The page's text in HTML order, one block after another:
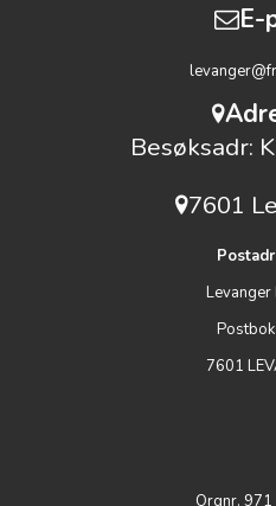
E-
Besøksadr:
7601
Levanger
7601
Orgnr.